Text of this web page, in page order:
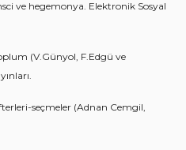
ve hegemonya. Elektronik Sosyal
(V.Günyol, F.Edgü ve
seçmeler (Adnan Cemgil,